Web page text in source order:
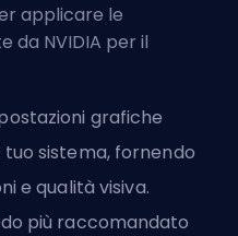
applicare le
da NVIDIA per il
grafiche
sistema, fornendo
e qualità visiva.
più raccomandato